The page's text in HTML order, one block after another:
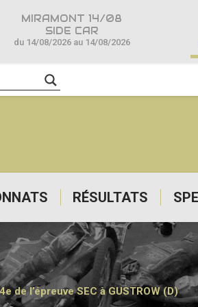
RÉSULTATS
MIRAMONT 14/08
SIDE CAR
du 14/08/2026 au 14/08/2026
de l’épreuve SEC à GUSTROW (D)